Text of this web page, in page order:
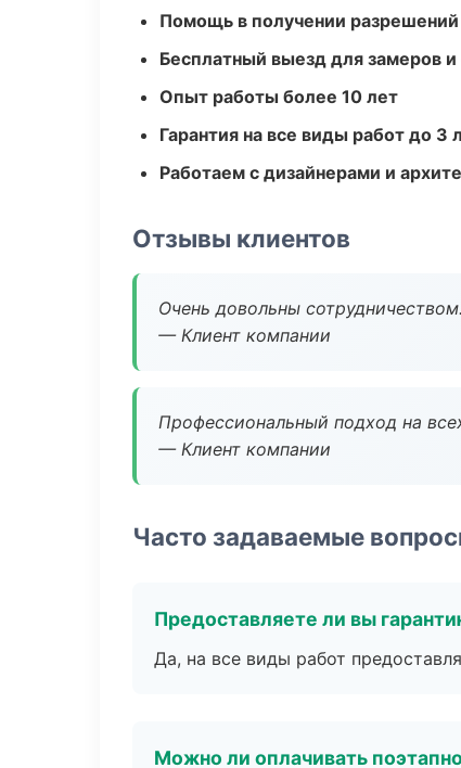
Помощь в получении разрешений
Бесплатный выезд для замеров и
Опыт работы более 10 лет
Гарантия на все виды работ до 3
Работаем с дизайнерами и
Отзывы клиентов
Очень довольны
— Клиент компании
Профессиональный подход на
— Клиент компании
Часто задаваемые
Предоставляете ли вы
Да, на все виды работ
Можно ли оплачивать